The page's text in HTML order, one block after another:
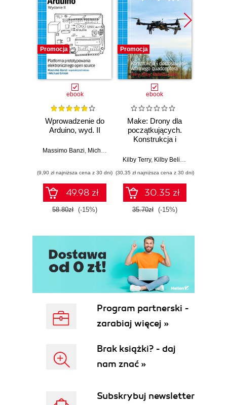
Promocja
ebook
Wprowadzenie do
Arduino, wyd. II
Massimo Banzi, Michael Shiloh
(9,90 zł najniższa cena z 30 dni)
49.98 zł
58.80zł (-15%)
Promocja
ebook
Make: Drony dla
początkujących.
Konstrukcja i
własnego
Kilby Terry, Kilby Belinda
(30,35 zł najniższa cena z 30 dni)
30.35 zł
35.70zł (-15%)
Program partnerski -
zarabiaj więcej »
Brak książki? - daj
nam znać »
Subskrybuj newsletter